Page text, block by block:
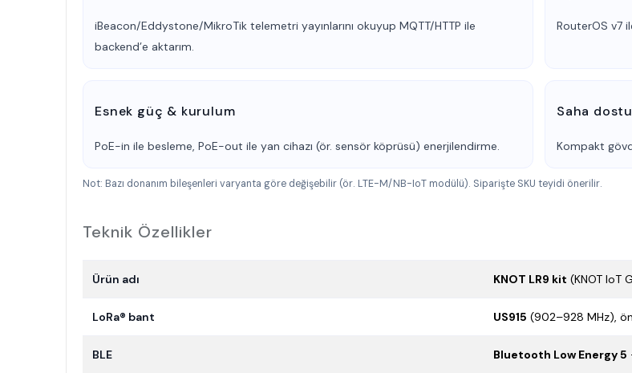
iBeacon/Eddystone/MikroTik telemetri yayınlarını okuyup MQTT/HTTP ile
backend’e aktarım.
RouterOS v7
Esnek güç & kurulum
PoE-in ile besleme, PoE-out ile yan cihazı (ör. sensör köprüsü) enerjilendirme.
Saha
Kompakt
Not: Bazı donanım bileşenleri varyanta göre değişebilir (ör. LTE-M/NB-IoT modülü). Siparişte SKU teyidi önerilir.
Teknik Özellikler
Ürün adı KNOT LR9 kit (KNOT IoT
LoRa® bant US915 (902–928 MHz),
BLE Bluetooth Low Energy 5